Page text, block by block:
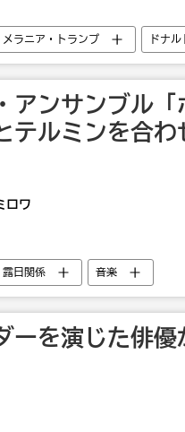
メラニア・トランプ ドナ
アンサンブル
テルミンを合
ロワ
露日関係 音楽
ーを演じた俳優